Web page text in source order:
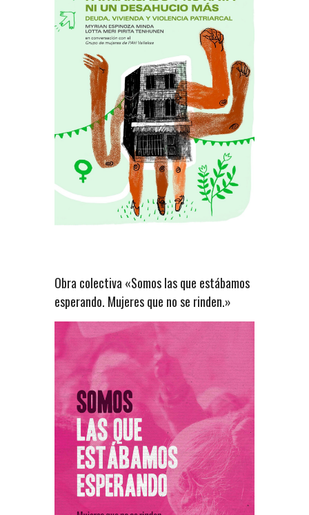
Obra colectiva «Somos las que estábamos
esperando. Mujeres que no se rinden.»